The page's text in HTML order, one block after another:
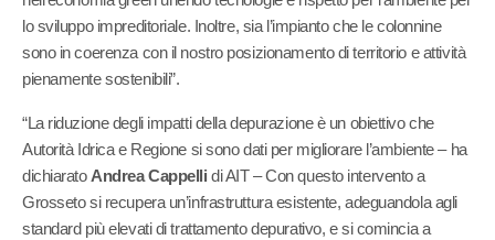
lo sviluppo impreditoriale. Inoltre, sia l’impianto che le colonnine
sono in coerenza con il nostro posizionamento di territorio e attività
pienamente sostenibili”.
“La riduzione degli impatti della depurazione è un obiettivo che
Autorità Idrica e Regione si sono dati per migliorare l’ambiente – ha
dichiarato Andrea Cappelli di AIT – Con questo intervento a
Grosseto si recupera un’infrastruttura esistente, adeguandola agli
standard più elevati di trattamento depurativo, e si comincia a